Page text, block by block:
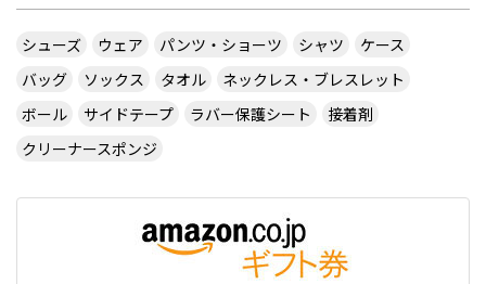
シューズ ウェア パンツ・ショーツ シャツ
ケース
バッグ
ソックス タオル
ネックレス・ブレスレット
ボール
サイドテープ ラバー保護シート
接着剤
クリーナースポンジ